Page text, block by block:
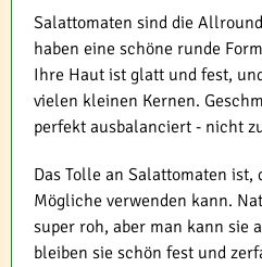
Salattomaten sind die
haben eine schöne runde
Ihre Haut ist glatt und fest,
vielen kleinen Kernen.
perfekt ausbalanciert - nicht
Das Tolle an Salattomaten ist,
Mögliche verwenden kann.
super roh, aber man kann sie
bleiben sie schön fest und